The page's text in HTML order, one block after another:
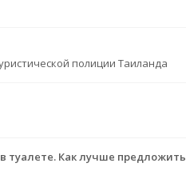
полиции Таиланда
туалете. Как лучше предложить